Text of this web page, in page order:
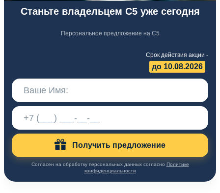
Станьте владельцем C5 уже сегодня
Персональное предложение на C5
Срок действия акции -
до 10.08.2026
Получить предложение
Согласен на обработку персональных данных согласно Политике
конфиденциальности